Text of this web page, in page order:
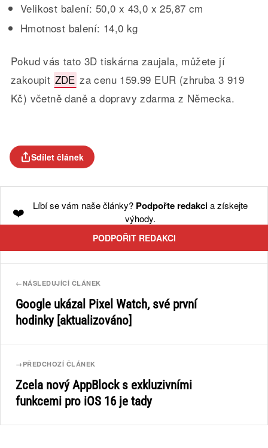
Velikost balení: 50,0 x 43,0 x 25,87 cm
Hmotnost balení: 14,0 kg
Pokud vás tato 3D tiskárna zaujala, můžete jí
zakoupit ZDE za cenu 159.99 EUR (zhruba 3 919
Kč) včetně daně a dopravy zdarma z Německa.
Sdílet článek
❤️ Líbí se vám naše články? Podpořte redakcia získejte
výhody.
PODPOŘIT REDAKCI
←NÁSLEDUJÍCÍ ČLÁNEK
Google ukázal Pixel Watch, své první
hodinky [aktualizováno]
→ PŘEDCHOZÍ ČLÁNEK
Zcela nový AppBlock s exkluzivními
funkcemi pro iOS 16 je tady